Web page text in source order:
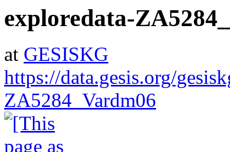
exploredata-
at GESISKG
https://data.gesis.org/
ZA5284_Vardm06